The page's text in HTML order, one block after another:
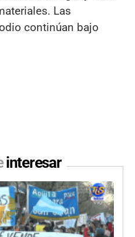
Las
continúan bajo
interesar